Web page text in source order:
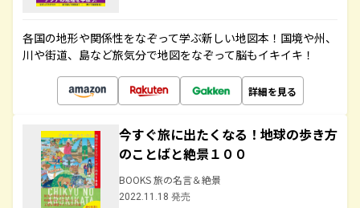
各国の地形や関係性をなぞって学ぶ新しい地図本！国境や州、
川や街道、島など旅気分で地図をなぞって脳もイキイキ！
詳細を見る
今すぐ旅に出たくなる！地球の歩き方
のことばと絶景１００
BOOKS 旅の名言＆絶景
2022.11.18 発売